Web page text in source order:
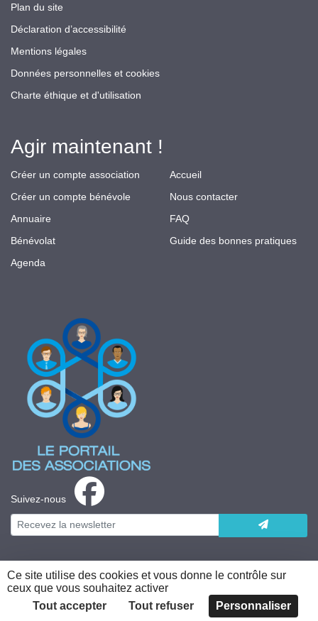
Suivez-nous
Plan du site
Déclaration d’accessibilité
Mentions légales
Données personnelles et cookies
Charte éthique et d'utilisation
Agir maintenant !
Créer un compte association
Créer un compte bénévole
Annuaire
Bénévolat
Agenda
Accueil
Nous contacter
FAQ
Guide des bonnes pratiques
Plateforme développée en France par
Ce site utilise des cookies et vous donne le contrôle sur
ceux que vous souhaitez activer
Tout accepter
Tout refuser Personnaliser